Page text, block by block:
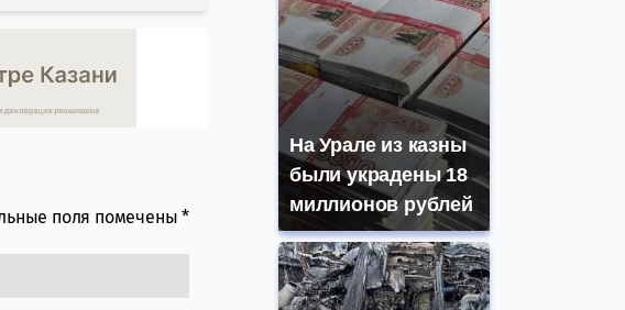
поля помечены*
На Урале из казны
были украдены 18
миллионов рублей